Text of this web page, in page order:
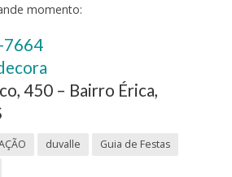
momento:
7664
450 – Bairro Érica,
duvalle
Guia de Festas